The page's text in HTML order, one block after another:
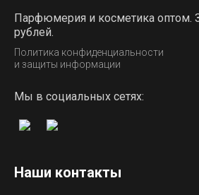
Парфюмерия и косметика оптом.
рублей.
Политика конфиденциальности
и защиты информации
Мы в социальных сетях:
Наши контакты